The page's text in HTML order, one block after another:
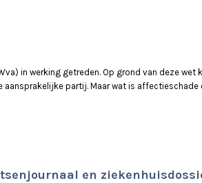
in werking getreden. Op grond van deze
aansprakelijke partij. Maar wat is
en